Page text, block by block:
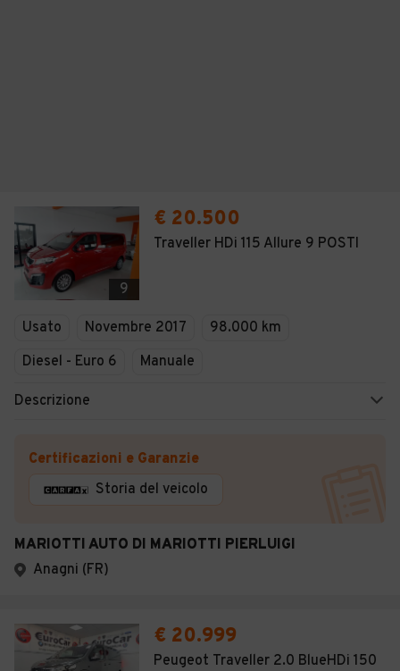
9
€ 20.500
Traveller HDi 115 Allure 9 POSTI
Usato Novembre 2017
98.000 km
Diesel - Euro 6
Manuale
Descrizione
Certificazioni e Garanzie
Storia del veicolo
MARIOTTI AUTO DI MARIOTTI PIERLUIGI
Anagni (FR)
€ 20.999
Peugeot Traveller 2.0 BlueHDi 150